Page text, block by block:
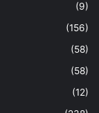
(9)
(156)
(58)
(58)
(12)